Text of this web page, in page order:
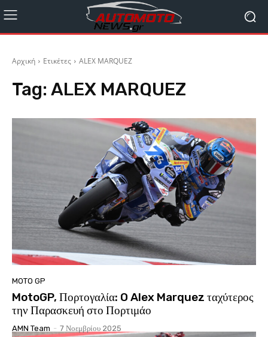
Αρχική Ετικέτες ALEX MARQUEZ
Tag: ALEX MARQUEZ
MOTO GP
MotoGP, Πορτογαλία: O Alex Marquez ταχύτερος
την Παρασκευή στο Πορτιμάο
AMN Team - 7 Νοεμβρίου 2025